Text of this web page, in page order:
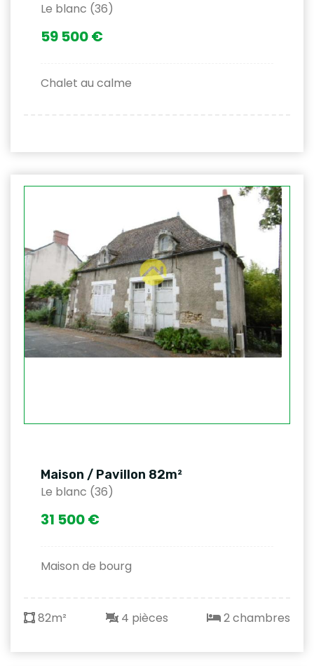
Le blanc (36)
59 500 €
Chalet au calme
Maison / Pavillon 82m²
Le blanc (36)
31 500 €
Maison de bourg
82m² 4 pièces 2 chambres